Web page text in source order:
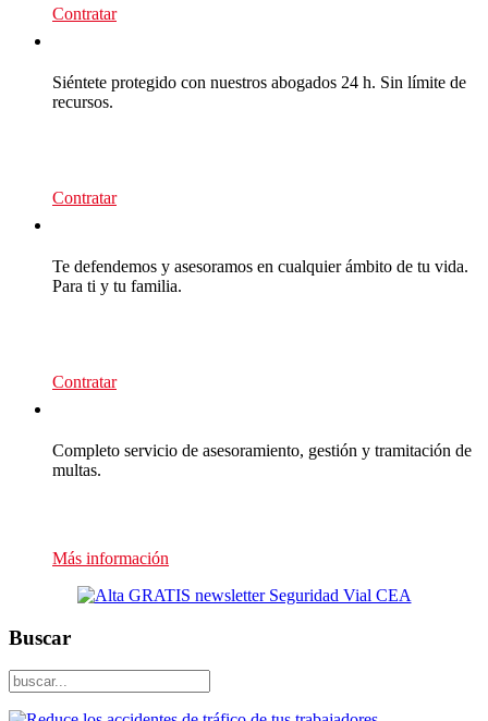
Contratar
Siéntete protegido con nuestros abogados 24 h. Sin límite de
recursos.
Contratar
Te defendemos y asesoramos en cualquier ámbito de tu vida.
Para ti y tu familia.
Contratar
Completo servicio de asesoramiento, gestión y tramitación de
multas.
Más información
Buscar